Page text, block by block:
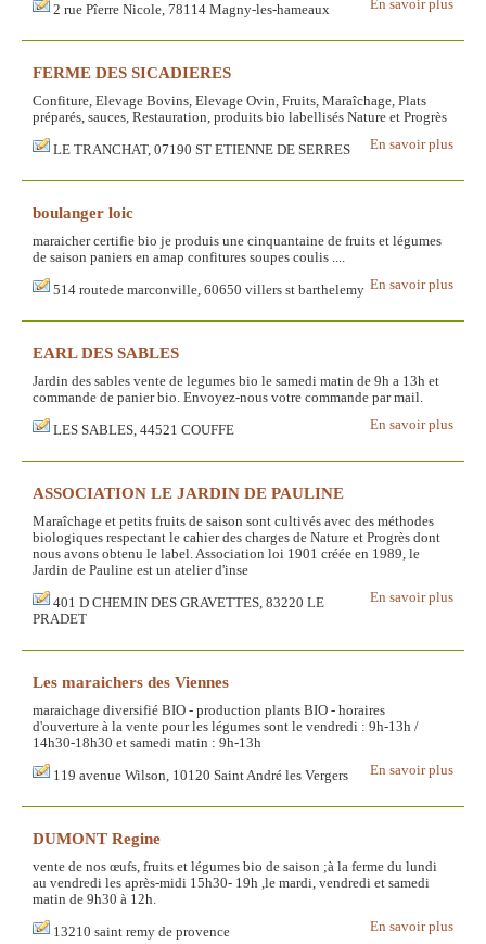
En savoir plus
2 rue Pîerre Nicole, 78114 Magny-les-hameaux
FERME DES SICADIERES
Confiture, Elevage Bovins, Elevage Ovin, Fruits, Maraîchage, Plats
préparés, sauces, Restauration, produits bio labellisés Nature et Progrès
En savoir plus
LE TRANCHAT, 07190 ST ETIENNE DE SERRES
boulanger loic
maraicher certifie bio je produis une cinquantaine de fruits et légumes
de saison paniers en amap confitures soupes coulis ....
En savoir plus
514 routede marconville, 60650 villers st barthelemy
EARL DES SABLES
Jardin des sables vente de legumes bio le samedi matin de 9h a 13h et
commande de panier bio. Envoyez-nous votre commande par mail.
En savoir plus
LES SABLES, 44521 COUFFE
ASSOCIATION LE JARDIN DE PAULINE
Maraîchage et petits fruits de saison sont cultivés avec des méthodes
biologiques respectant le cahier des charges de Nature et Progrès dont
nous avons obtenu le label. Association loi 1901 créée en 1989, le
Jardin de Pauline est un atelier d'inse
En savoir plus
401 D CHEMIN DES GRAVETTES, 83220 LE
PRADET
Les maraichers des Viennes
maraichage diversifié BIO - production plants BIO - horaires
d'ouverture à la vente pour les légumes sont le vendredi : 9h-13h /
14h30-18h30 et samedi matin : 9h-13h
En savoir plus
119 avenue Wilson, 10120 Saint André les Vergers
DUMONT Regine
vente de nos œufs, fruits et légumes bio de saison ;à la ferme du lundi
au vendredi les après-midi 15h30- 19h ,le mardi, vendredi et samedi
matin de 9h30 à 12h.
En savoir plus
13210 saint remy de provence